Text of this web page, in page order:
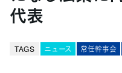
代表
TAGS ニュース 常任幹事会